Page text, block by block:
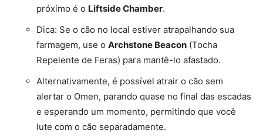
próximo é o Liftside Chamber.
Dica: Se o cão no local estiver atrapalhando sua
farmagem, use o Archstone Beacon (Tocha
Repelente de Feras) para mantê-lo afastado.
Alternativamente, é possível atrair o cão sem
alertar o Omen, parando quase no final das escadas
e esperando um momento, permitindo que você
lute com o cão separadamente.